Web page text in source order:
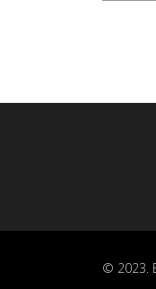
© 2023.